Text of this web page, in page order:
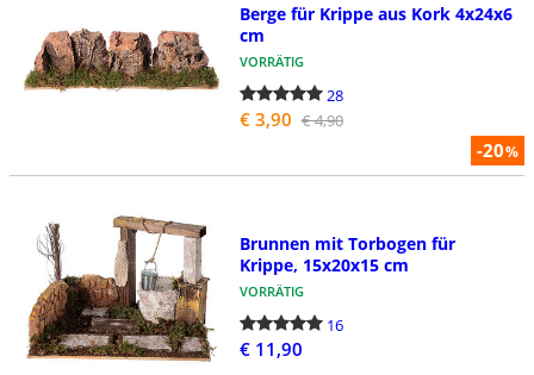
-20%
Berge für Krippe aus Kork 4x24x6
cm
VORRÄTIG
28
€ 3,90 € 4,90
Brunnen mit Torbogen für
Krippe, 15x20x15 cm
VORRÄTIG
16
€ 11,90